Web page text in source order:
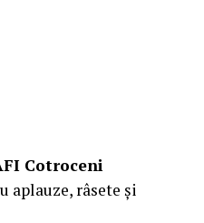
Cotroceni
aplauze, râsete și